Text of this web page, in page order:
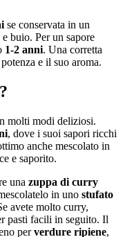
se conservata in un
buio. Per un sapore
1-2 anni. Una corretta
e il suo aroma.
molti modi deliziosi.
, dove i suoi sapori ricchi
anche mescolato in
e saporito.
una zuppa di curry
in uno stufato
avete molto curry,
pasti facili in seguito. Il
perverdure ripiene,